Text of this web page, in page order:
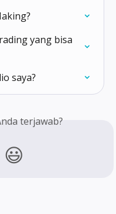
yang bisa
saya?
terjawab?
😃